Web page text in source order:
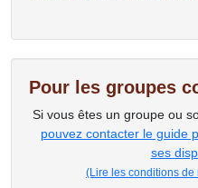
Pour les groupes
Si vous êtes un groupe ou
pouvez contacter le guide
ses
(Lire les conditions